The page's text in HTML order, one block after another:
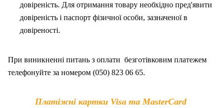
довіреність. Для отримання товару необхідно пред'явити
довіреність і паспорт фізичної особи, зазначеноїв
довіреності.
При виникненні питань з оплати безготівковим платежем
телефонуйте за номером (050) 823 06 65.
Платіжні картки Visa та MasterCard